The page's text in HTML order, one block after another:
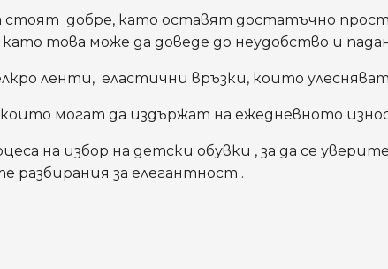
добре, като оставят достатъчно
това може да доведе до неудобство и
ленти, еластични връзки, които
могат да издържат на ежедневното
на избор на детски обувки , за да се
разбирания за елегантност .